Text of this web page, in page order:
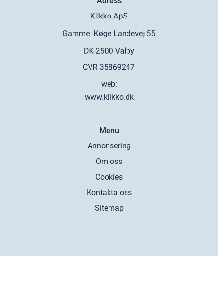
web:
www.klikko.dk
Menu
Annonsering
Om oss
Cookies
Kontakta oss
Sitemap